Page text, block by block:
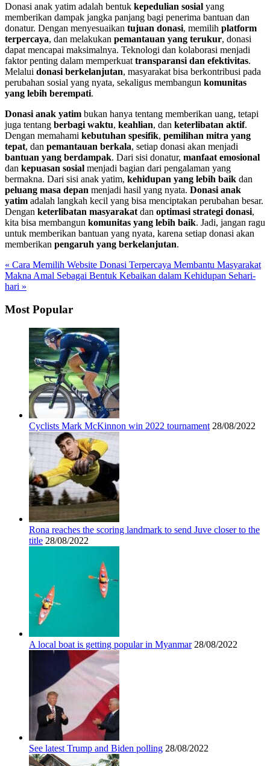
Donasi anak yatim adalah bentuk kepedulian sosial yang
memberikan dampak jangka panjang bagi penerima bantuan dan
donatur. Dengan menyesuaikan tujuan donasi, memilih platform
terpercaya, dan melakukan pemantauan yang terukur, donasi
dapat mencapai maksimalnya. Teknologi dan kolaborasi menjadi
faktor penting dalam memperkuat transparansi dan efektivitas.
Melalui donasi berkelanjutan, masyarakat bisa berkontribusi pada
perubahan sosial yang nyata, sekaligus membangun komunitas
yang lebih berempati.
Donasi anak yatim bukan hanya tentang memberikan uang, tetapi
juga tentang berbagi waktu, keahlian, dan keterlibatan aktif.
Dengan memahami kebutuhan spesifik, pemilihan mitra yang
tepat, dan pemantauan berkala, setiap donasi akan menjadi
bantuan yang berdampak. Dari sisi donatur, manfaat emosional
dan kepuasan sosial menjadi bagian dari pengalaman yang
bermakna. Dari sisi anak yatim, kehidupan yang lebih baik dan
peluang masa depan menjadi hasil yang nyata. Donasi anak
yatim adalah langkah kecil yang bisa menciptakan perubahan besar.
Dengan keterlibatan masyarakat dan optimasi strategi donasi,
kita bisa membangun komunitas yang lebih baik. Jadi, jangan ragu
untuk memberikan bantuan yang nyata, karena setiap donasi akan
memberikan pengaruh yang berkelanjutan.
« Cara Memilih Website Donasi Terpercaya Membantu Masyarakat
Makna Amal Sebagai Bentuk Kebaikan dalam Kehidupan Sehari-
hari »
Most Popular
Cyclists Mark McKinnon win 2022 tournament 28/08/2022
Rona reaches the scoring landmark to send Juve closer to the
title 28/08/2022
A local boat is getting popular in Myanmar 28/08/2022
See latest Trump and Biden polling 28/08/2022